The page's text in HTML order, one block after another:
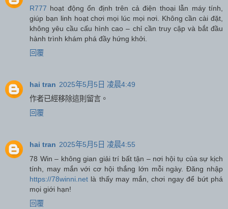
R777 hoạt động ổn định trên cả điện thoại lẫn máy tính,
giúp bạn linh hoạt chơi mọi lúc mọi nơi. Không cần cài đặt,
không yêu cầu cấu hình cao – chỉ cần truy cập và bắt đầu
hành trình khám phá đầy hứng khởi.
回覆
hai tran 2025年5月5日 凌晨4:49
作者已經移除這則留言。
回覆
hai tran 2025年5月5日 凌晨4:55
78 Win – không gian giải trí bất tận – nơi hội tụ của sự kịch
tính, may mắn với cơ hội thắng lớn mỗi ngày. Đăng nhập
https://78winni.net là thấy may mắn, chơi ngay để bứt phá
mọi giới hạn!
回覆